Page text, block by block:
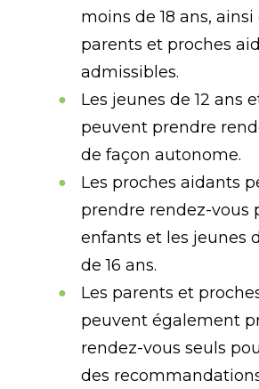
moins de 18 ans,
parents et proches
admissibles.
Les jeunes de 12 ans
peuvent prendre
de façon autonome.
Les proches aidants
prendre rendez-vous
enfants et les jeunes
de 16 ans.
Les parents et
peuvent également
rendez-vous seuls
des